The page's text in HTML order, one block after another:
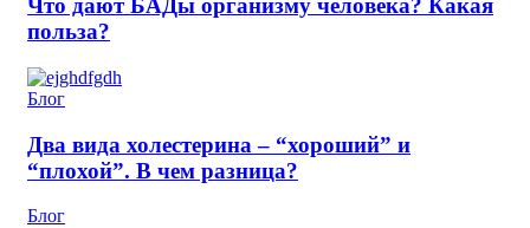
Что дают БАДы организму человека? Какая
польза?
Блог
Два вида холестерина – “хороший” и
“плохой”. В чем разница?
Блог